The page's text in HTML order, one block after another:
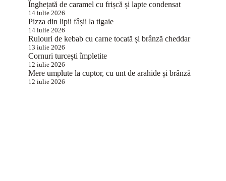
Înghețată de caramel cu frișcă și lapte condensat
14 iulie 2026
Pizza din lipii fâșii la tigaie
14 iulie 2026
Rulouri de kebab cu carne tocată și brânză cheddar
13 iulie 2026
Cornuri turcești împletite
12 iulie 2026
Mere umplute la cuptor, cu unt de arahide și brânză
12 iulie 2026